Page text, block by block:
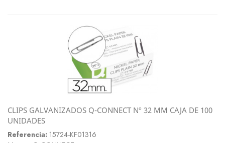
CLIPS GALVANIZADOS Q-CONNECT Nº 32 MM CAJA DE 100
UNIDADES
Referencia: 15724-KF01316